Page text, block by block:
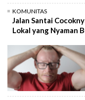
KOMUNITAS
Jalan Santai
Lokal yang Nyaman